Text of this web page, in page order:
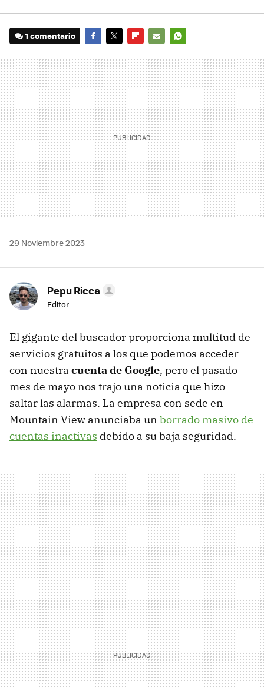
1 comentario
MAIL
29 Noviembre 2023
Pepu Ricca
Editor
El gigante del buscador proporciona multitud de
servicios gratuitos a los que podemos acceder
con nuestra cuenta de Google, pero el pasado
mes de mayo nos trajo una noticia que hizo
saltar las alarmas. La empresa con sede en
Mountain View anunciaba un borrado masivo de
cuentas inactivas debido a su baja seguridad.